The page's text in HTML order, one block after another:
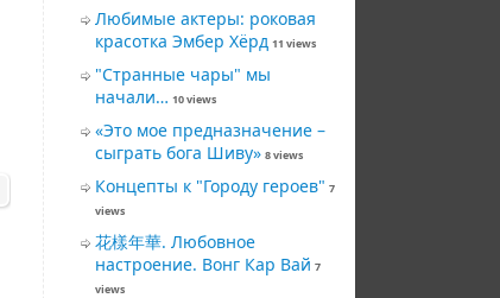
Любимые актеры: роковая
красотка Эмбер Хёрд 11 views
"Странные чары" мы
начали… 10 views
«Это мое предназначение –
сыграть бога Шиву» 8 views
Концепты к "Городу героев" 7
views
花樣年華. Любовное
настроение. Вонг Кар Вай 7
views